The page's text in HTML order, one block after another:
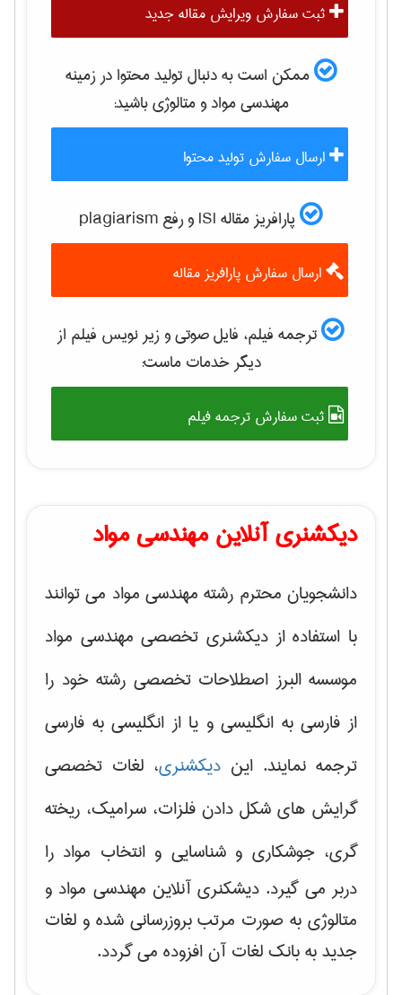
ثبت سفارش ویرایش مقاله جدید
ممکن است به دنبال تولید محتوا در زمینه
مهندسی مواد و متالوژیباشید:
ارسال سفارش تولید محتوا
پارافریز مقاله ISI و رفع plagiarism
ارسال سفارش پارافریز مقاله
ترجمه فیلم، فایل صوتی و زیر نویس فیلم از
دیگر خدمات ماست:
ثبت سفارش ترجمه فیلم
دیکشنری آنلاین مهندسی مواد
دانشجویان محترم رشته مهندسی مواد می توانند
با استفاده از دیکشنری تخصصی مهندسی مواد
موسسه البرز اصطلاحات تخصصی رشته خود را
از فارسی به انگلیسی و یا از انگلیسی به فارسی
ترجمه نمایند. این دیکشنری، لغات تخصصی
گرایش های شکل دادن فلزات، سرامیک، ریخته
گری، جوشکاری و شناسایی و انتخاب مواد را
دربر می گیرد. دیشکنری آنلاین مهندسی مواد و
متالوژی به صورت مرتب بروزرسانی شده و لغات
جدید به بانک لغات آن افزوده می گردد.